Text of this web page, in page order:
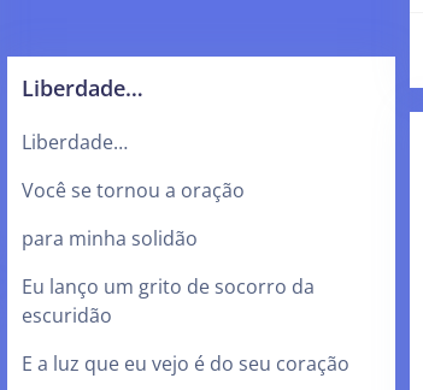
Liberdade…
Liberdade…
Você se tornou a oração
para minha solidão
Eu lanço um grito de socorro da
escuridão
E a luz que eu vejo é do seu coração